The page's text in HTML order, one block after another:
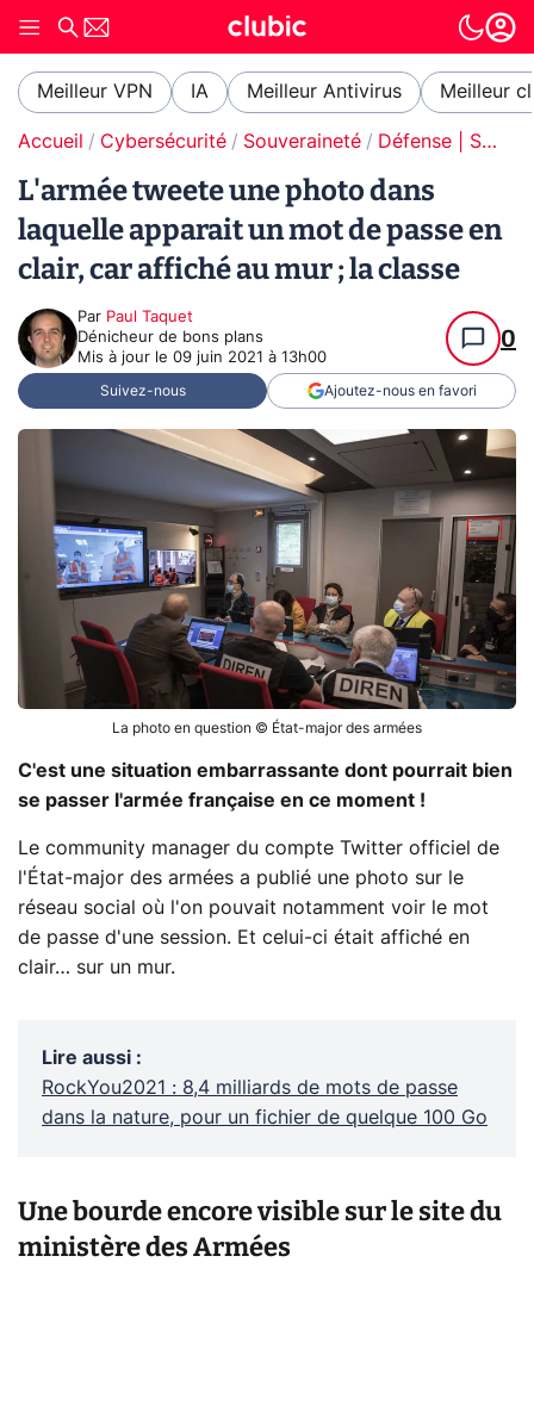
Meilleur VPN IA Meilleur Antivirus Meilleur
Accueil Cybersécurité Souveraineté Défense | Souveraineté
L'armée tweete une photo dans
laquelle apparait un mot de passe en
clair, car affiché au mur ; la classe
Par Paul Taquet
Dénicheur de bons plans
Mis à jour le 09 juin 2021 à 13h00
0
Suivez-nous Ajoutez-nous en favori
La photo en question © État-major des armées
C'est une situation embarrassante dont pourrait bien
se passer l'armée française en ce moment !
Le community manager du compte Twitter officiel de
l'État-major des armées a publié une photo sur le
réseau social où l'on pouvait notamment voir le mot
de passe d'une session. Et celui-ci était affiché en
clair… sur un mur.
Lire aussi :
RockYou2021 : 8,4 milliards de mots de passe
dans la nature, pour un fichier de quelque 100 Go
Une bourde encore visible sur le site du
ministère des Armées